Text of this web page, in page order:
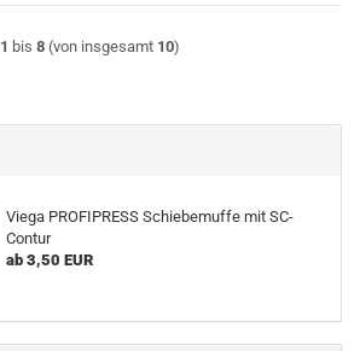
1 bis 8(von insgesamt 10)
Viega PROFIPRESS Schiebemuffe mit SC-
Contur
ab 3,50 EUR